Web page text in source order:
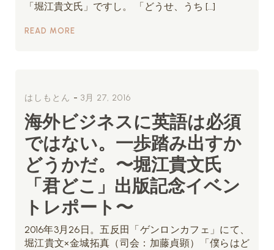
「堀江貴文氏」ですし。 「どうせ、うち […]
READ MORE
はしもとん - 3月 27, 2016
海外ビジネスに英語は必須
ではない。一歩踏み出すか
どうかだ。〜堀江貴文氏
「君どこ」出版記念イベン
トレポート〜
2016年3月26日。五反田「ゲンロンカフェ」にて、
堀江貴文×金城拓真（司会：加藤貞顕）「僕らはど